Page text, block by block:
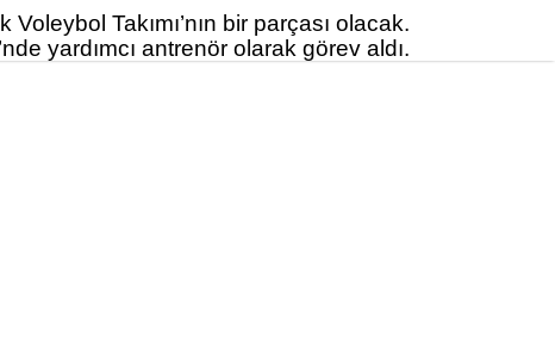
Takımı’nın bir parçası olacak.
yardımcı antrenör olarak görev aldı.